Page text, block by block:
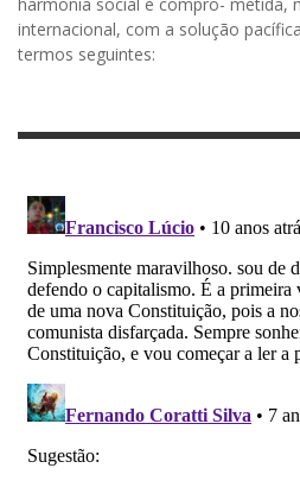
internacional, com a solução
termos seguintes: